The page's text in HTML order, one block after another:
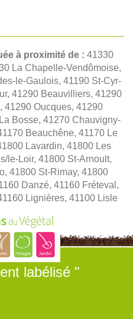
à proximité de : 41330
La Chapelle-Vendômoise,
le-Gaulois, 41190 St-Cyr-
41290 Beauvilliers, 41290
41290 Oucques, 41290
Bosse, 41270 Chauvigny-
Beauchêne, 41170 Le
Lavardin, 41800 Les
le-Loir, 41800 St-Arnoult,
41800 St-Rimay, 41800
Danzé, 41160 Fréteval,
Lignières, 41100 Lisle
labélisé "